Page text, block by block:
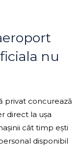
nu
privat concurează
direct la ușa
cât timp ești
disponibil